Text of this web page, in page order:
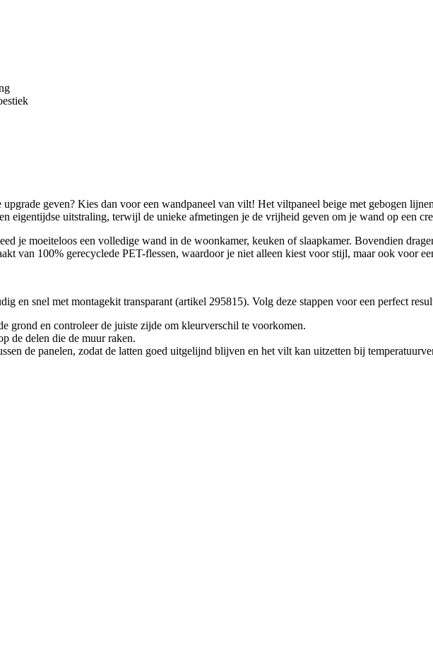
geven? Kies dan voor een wandpaneel van vilt! Het viltpaneel beige met gebogen
eigentijdse uitstraling, terwijl de unieke afmetingen je de vrijheid geven om je wand op een
je moeiteloos een volledige wand in de woonkamer, keuken of slaapkamer. Bovendien
van 100% gerecyclede PET-flessen, waardoor je niet alleen kiest voor stijl, maar ook voor
en snel met montagekit transparant (artikel 295815). Volg deze stappen voor een perfect
grond en controleer de juiste zijde om kleurverschil te voorkomen.
de delen die de muur raken.
de panelen, zodat de latten goed uitgelijnd blijven en het vilt kan uitzetten bij